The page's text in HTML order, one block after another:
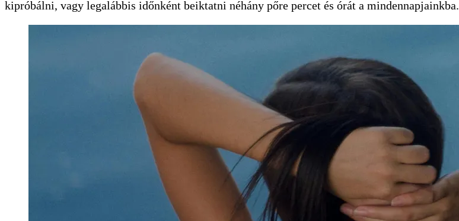
kipróbálni, vagy legalábbis időnként beiktatni néhány pőre percet és órát a mindennapjainkba.